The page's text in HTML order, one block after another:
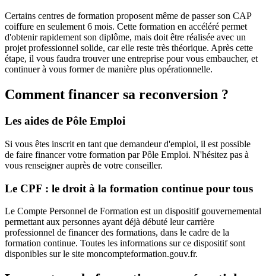
Certains centres de formation proposent même de passer son CAP
coiffure en seulement 6 mois. Cette formation en accéléré permet
d'obtenir rapidement son diplôme, mais doit être réalisée avec un
projet professionnel solide, car elle reste très théorique. Après cette
étape, il vous faudra trouver une entreprise pour vous embaucher, et
continuer à vous former de manière plus opérationnelle.
Comment financer sa reconversion ?
Les aides de Pôle Emploi
Si vous êtes inscrit en tant que demandeur d'emploi, il est possible
de faire financer votre formation par Pôle Emploi. N'hésitez pas à
vous renseigner auprès de votre conseiller.
Le CPF : le droit à la formation continue pour tous
Le Compte Personnel de Formation est un dispositif gouvernemental
permettant aux personnes ayant déjà débuté leur carrière
professionnel de financer des formations, dans le cadre de la
formation continue. Toutes les informations sur ce dispositif sont
disponibles sur le site moncompteformation.gouv.fr.